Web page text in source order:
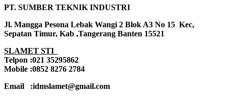
PT. SUMBER TEKNIK INDUSTRI
Jl. Mangga Pesona Lebak Wangi 2 Blok A3 No 15 Kec,
Sepatan Timur, Kab ,Tangerang Banten 15521
SLAMET STI
Telpon :021 35295862
Mobile :0852 8276 2784
Email :idmslamet@gmail.com